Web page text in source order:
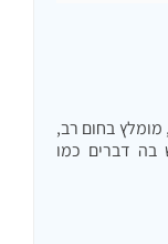
בחום רב,
בה דברים כמו